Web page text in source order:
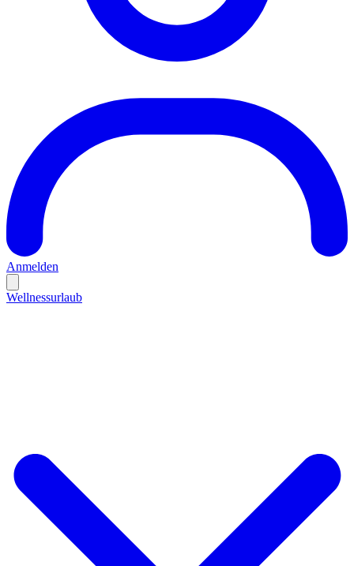
Anmelden
Wellnessurlaub